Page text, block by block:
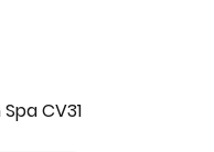
CV31